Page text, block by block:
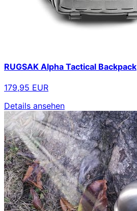
RUGSAK Alpha Tactical Backpack
179,95 EUR
Details ansehen